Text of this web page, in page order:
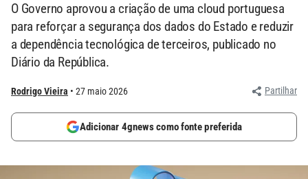
O Governo aprovou a criação de uma cloud portuguesa
para reforçar a segurança dos dados do Estado e reduzir
a dependência tecnológica de terceiros, publicado no
Diário da República.
Rodrigo Vieira 27 maio 2026 Partilhar
Adicionar 4gnews como fonte preferida